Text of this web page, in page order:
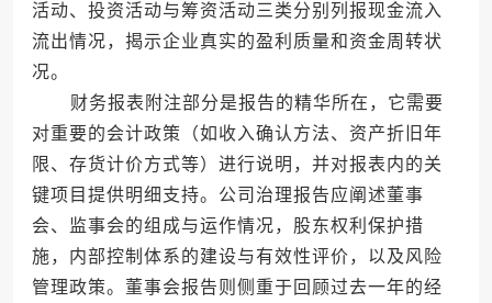
活动、投资活动与筹资活动三类分别列报现金流入
流出情况，揭示企业真实的盈利质量和资金周转状
况。
财务报表附注部分是报告的精华所在，它需要
对重要的会计政策（如收入确认方法、资产折旧年
限、存货计价方式等）进行说明，并对报表内的关
键项目提供明细支持。公司治理报告应阐述董事
会、监事会的组成与运作情况，股东权利保护措
施，内部控制体系的建设与有效性评价，以及风险
管理政策。董事会报告则侧重于回顾过去一年的经